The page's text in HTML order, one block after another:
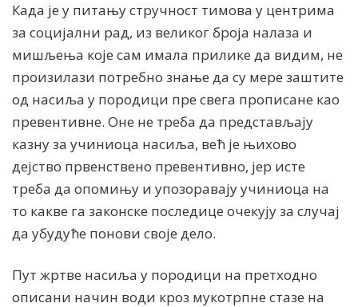
Када је у питању стручност тимова у центрима
за социјални рад, из великог броја налаза и
мишљења које сам имала прилике да видим, не
произилази потребно знање да су мере заштите
од насиља у породици пре свега прописане као
превентивне. Оне не треба да представљају
казну за учиниоца насиља, већ је њихово
дејство првенствено превентивно, јер исте
треба да опомињу и упозоравају учиниоца на
то какве га законске последице очекују за случај
да убудуће понови своје дело.
Пут жртве насиља у породици на претходно
описани начин води кроз мукотрпне стазе на